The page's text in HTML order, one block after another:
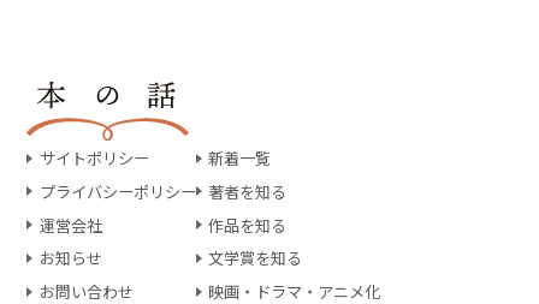
サイトポリシー
プライバシーポリシー
運営会社
お知らせ
お問い合わせ
新着一覧
著者を知る
作品を知る
文学賞を知る
映画・ドラマ・アニメ化